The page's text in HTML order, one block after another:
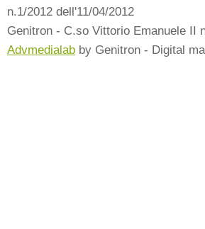
n.1/2012 dell'11/04/2012
Genitron - C.so Vittorio Emanuele II
Advmedialab by Genitron - Digital